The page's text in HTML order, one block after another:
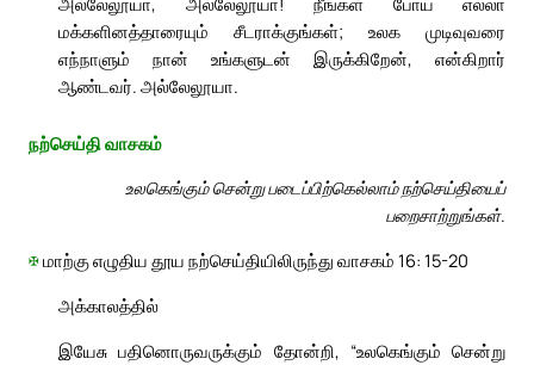
மக்களினத்தாரையும் சீடராக்குங்கள்; உலக முடிவுவரை
எந்நாளும் நான் உங்களுடன் இருக்கிறேன், என்கிறார்
ஆண்டவர். அல்லேலூயா.
நற்செய்தி வாசகம்
உலகெங்கும் சென்று படைப்பிற்கெல்லாம் நற்செய்தியைப்
பறைசாற்றுங்கள்.
✠மாற்கு எழுதிய தூய நற்செய்தியிலிருந்து வாசகம் 16: 15-20
அக்காலத்தில்
இயேசு பதினொருவருக்கும் தோன்றி, “உலகெங்கும் சென்று